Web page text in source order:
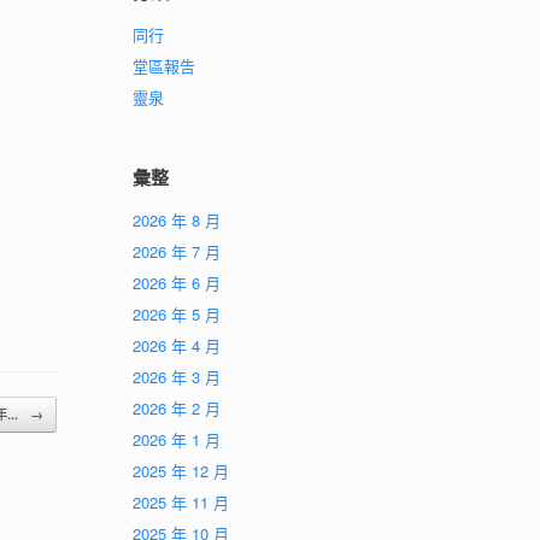
... →
同行
堂區報告
靈泉
彙整
2026 年 8 月
2026 年 7 月
2026 年 6 月
2026 年 5 月
2026 年 4 月
2026 年 3 月
2026 年 2 月
2026 年 1 月
2025 年 12 月
2025 年 11 月
2025 年 10 月